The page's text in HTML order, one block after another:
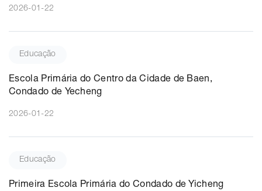
2026-01-22
Educação
Escola Primária do Centro da Cidade de Baen,
Condado de Yecheng
2026-01-22
Educação
Primeira Escola Primária do Condado de Yicheng